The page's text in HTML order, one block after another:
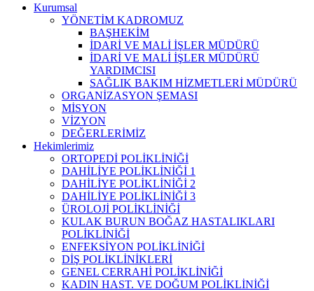
Kurumsal
YÖNETİM KADROMUZ
BAŞHEKİM
İDARİ VE MALİ İŞLER MÜDÜRÜ
İDARİ VE MALİ İŞLER MÜDÜRÜ
YARDIMCISI
SAĞLIK BAKIM HİZMETLERİ MÜDÜRÜ
ORGANİZASYON ŞEMASI
MİSYON
VİZYON
DEĞERLERİMİZ
Hekimlerimiz
ORTOPEDİ POLİKLİNİĞİ
DAHİLİYE POLİKLİNİĞİ 1
DAHİLİYE POLİKLİNİĞİ 2
DAHİLİYE POLİKLİNİĞİ 3
ÜROLOJİ POLİKLİNİĞİ
KULAK BURUN BOĞAZ HASTALIKLARI
POLİKLİNİĞİ
ENFEKSİYON POLİKLİNİĞİ
DİŞ POLİKLİNİKLERİ
GENEL CERRAHİ POLİKLİNİĞİ
KADIN HAST. VE DOĞUM POLİKLİNİĞİ